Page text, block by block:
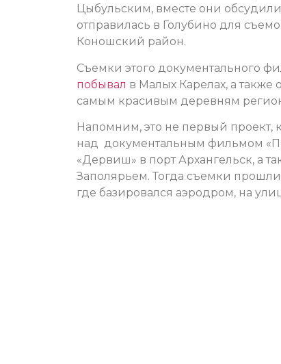
Цыбульским, вместе они
отправилась в Голубино для
Коношский район.
Съемки этого документального
побывал в Малых Карелах, а
самым красивым деревням
Напомним, это не первый проект,
над документальным фильмом
«Дервиш» в порт Архангельск, а
Заполярьем. Тогда съемки
где базировался аэродром, на